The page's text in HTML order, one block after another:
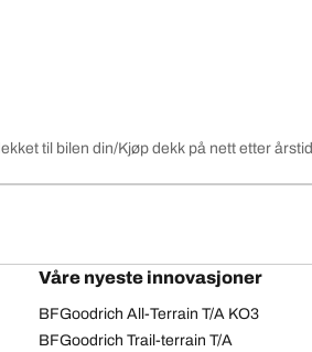
til bilen din Kjøp dekk på nett etter
Våre nyeste innovasjoner
BFGoodrich All-Terrain T/A KO3
BFGoodrich Trail-terrain T/A